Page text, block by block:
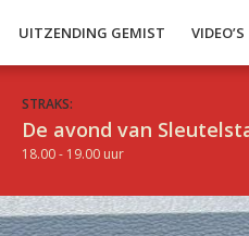
UITZENDING GEMIST VIDEO’S
STRAKS:
De avond van
18.00 - 19.00 uur